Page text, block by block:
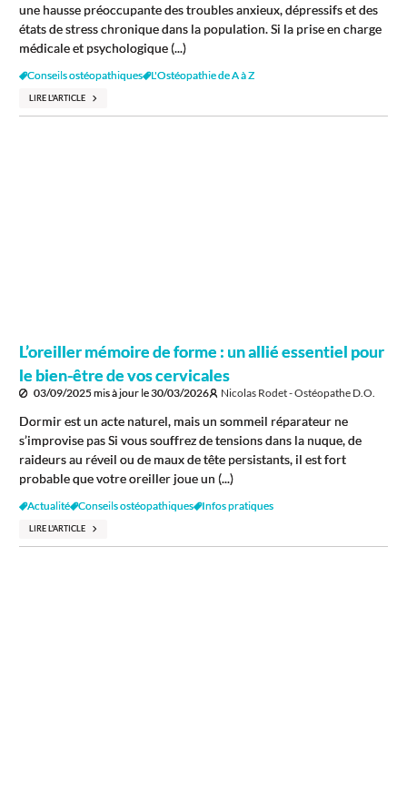
une hausse préoccupante des troubles anxieux, dépressifs et des
états de stress chronique dans la population. Si la prise en charge
médicale et psychologique (...)
Conseils ostéopathiques L'Ostéopathie de A à Z
LIRE L'ARTICLE
L’oreiller mémoire de forme : un allié essentiel pour
le bien-être de vos cervicales
03/09/2025mis à jour le30/03/2026 Nicolas Rodet - Ostéopathe D.O.
Dormir est un acte naturel, mais un sommeil réparateur ne
s’improvise pas Si vous souffrez de tensions dans la nuque, de
raideurs au réveil ou de maux de tête persistants, il est fort
probable que votre oreiller joue un (...)
Actualité Conseils ostéopathiques Infos pratiques
LIRE L'ARTICLE